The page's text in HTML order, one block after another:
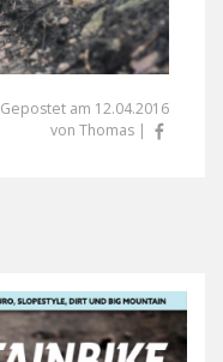
Gepostet am 12.04.2016
von Thomas |